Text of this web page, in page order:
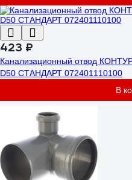
423 ₽
Канализационный отвод
D50 СТАНДАРТ 072401110100
В